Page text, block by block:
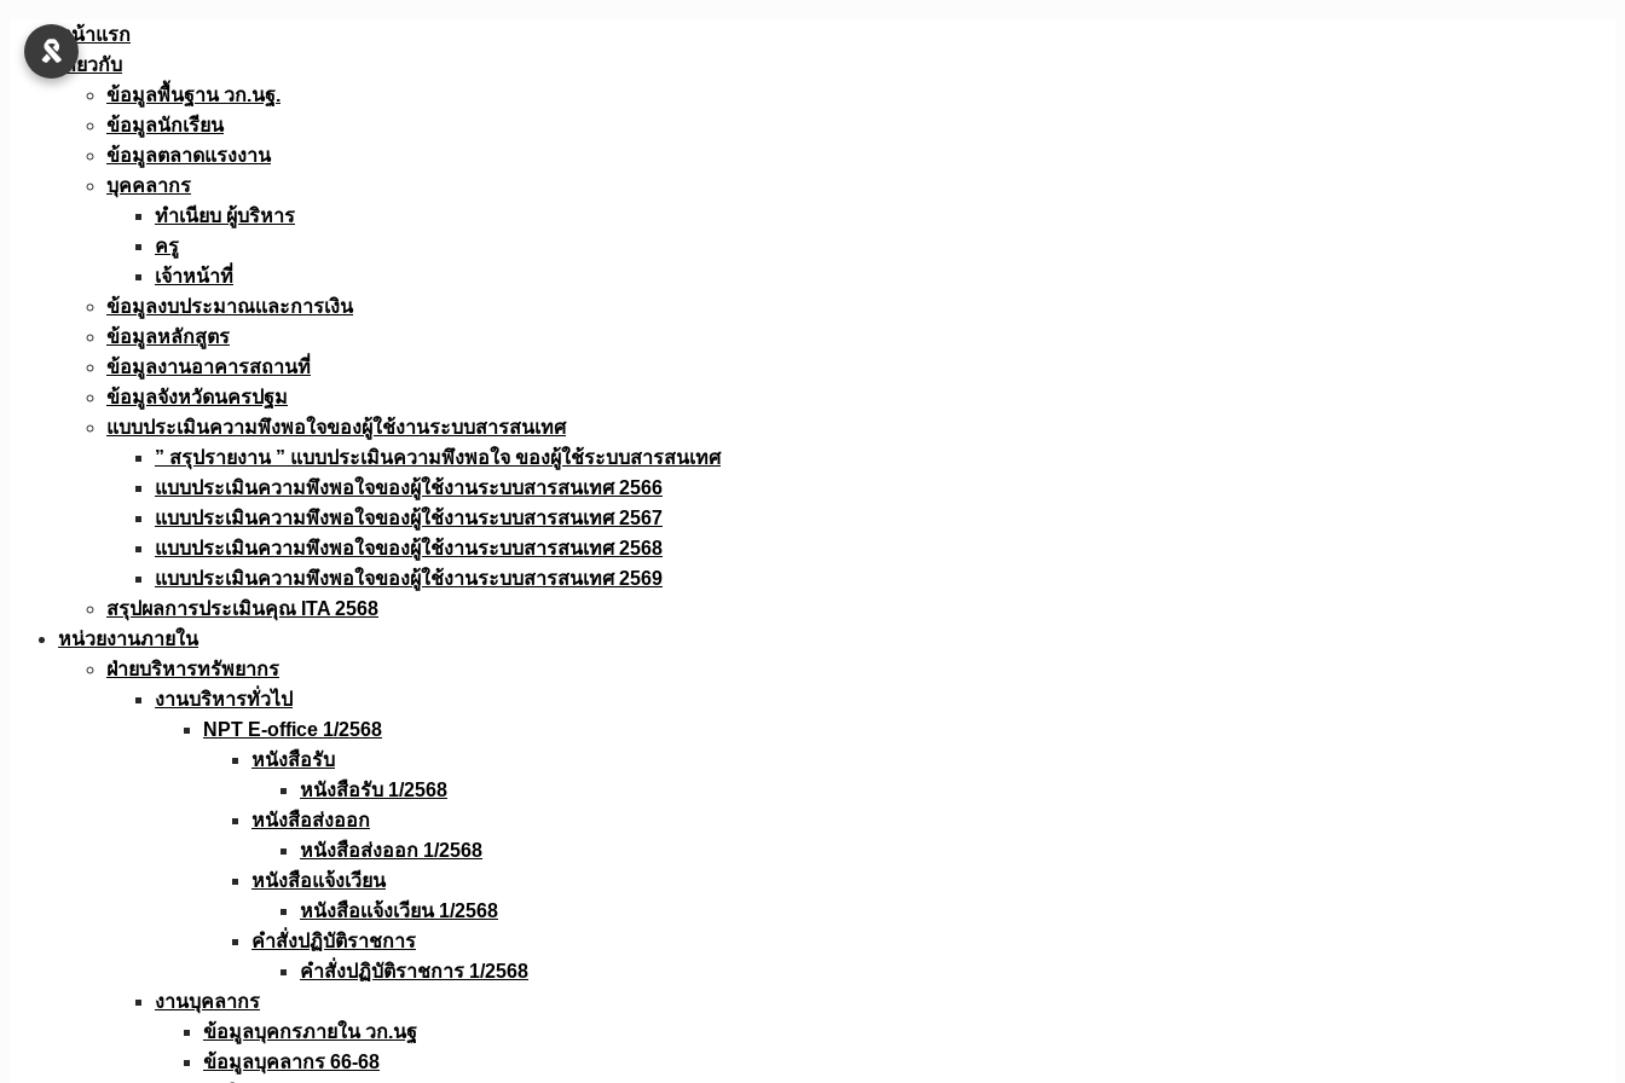
Skip
หน้าแรก
เกี่ยวกับ
ข้อมูลพื้นฐาน วก.นฐ.
ข้อมูลนักเรียน
ข้อมูลตลาดแรงงาน
บุคคลากร
ทำเนียบ ผู้บริหาร
ครู
เจ้าหน้าที่
ข้อมูลงบประมาณเเละการเงิน
ข้อมูลหลักสูตร
ข้อมูลงานอาคารสถานที่
ข้อมูลจังหวัดนครปฐม
แบบประเมินความพึงพอใจของผู้ใช้งานระบบสารสนเทศ
” สรุปรายงาน ” แบบประเมินความพึงพอใจ ของผู้ใช้ระบบสารสนเทศ
แบบประเมินความพึงพอใจของผู้ใช้งานระบบสารสนเทศ 2566
แบบประเมินความพึงพอใจของผู้ใช้งานระบบสารสนเทศ 2567
แบบประเมินความพึงพอใจของผู้ใช้งานระบบสารสนเทศ 2568
แบบประเมินความพึงพอใจของผู้ใช้งานระบบสารสนเทศ 2569
สรุปผลการประเมินคุณ ITA 2568
หน่วยงานภายใน
ฝ่ายบริหารทรัพยากร
งานบริหารทั่วไป
NPT E-office 1/2568
หนังสือรับ
หนังสือรับ 1/2568
หนังสือส่งออก
หนังสือส่งออก 1/2568
หนังสือแจ้งเวียน
หนังสือเเจ้งเวียน 1/2568
คำสั่งปฏิบัติราชการ
คำสั่งปฏิบัติราชการ 1/2568
งานบุคลากร
ข้อมูลบุคกรภายใน วก.นฐ
ข้อมูลบุคลากร 66-68